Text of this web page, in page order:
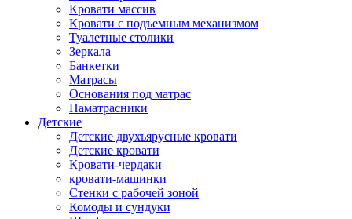
Кровати массив
Кровати с подъемным механизмом
Туалетные столики
Зеркала
Банкетки
Матрасы
Основания под матрас
Наматрасники
Детские
Детские двухъярусные кровати
Детские кровати
Кровати-чердаки
кровати-машинки
Стенки с рабочей зоной
Комоды и сундуки